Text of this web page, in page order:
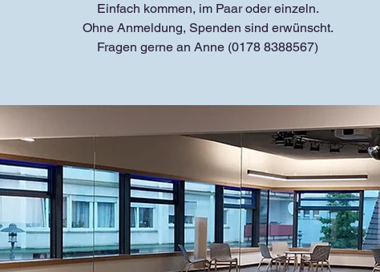
Einfach kommen, im Paar oder einzeln.
Ohne Anmeldung, Spenden sind erwünscht.
Fragen gerne an Anne (0178 8388567)